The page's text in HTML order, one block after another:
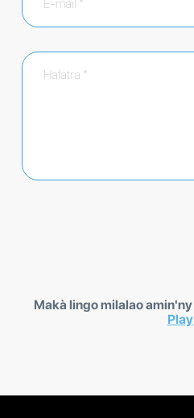
Makà lingo milalao amin'ny
Play